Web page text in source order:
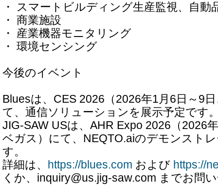
・ スマートビルディング生産監視、自動
・ 商業施設
・ 産業機器モニタリング
・ 環境センシング
今後のイベント
Bluesは、CES 2026（2026年1月6日～9
て、通信ソリューションを展示予定です
JIG-SAW USは、AHR Expo 2026（2026
ベガス）にて、NEQTO.aiのデモンスト
す。
詳細は、
https://blues.com および https://
くか、inquiry@us.jig-saw.com までお問